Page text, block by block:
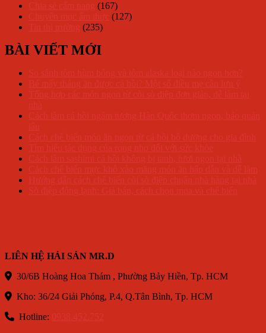
(167)
(127)
(235)
BÀI VIẾT MỚI
LIÊN HỆ HẢI SẢN MR.D
30/6B Hoàng Hoa Thám , Phường Bảy Hiền, Tp. HCM
Kho: 36/24 Giải Phóng, P.4, Q.Tân Bình, Tp. HCM
Hotline: